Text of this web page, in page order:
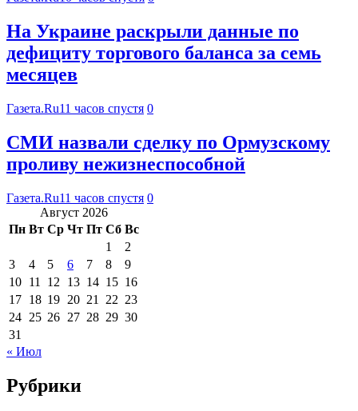
На Украине раскрыли данные по
дефициту торгового баланса за семь
месяцев
Газета.Ru11 часов спустя 0
СМИ назвали сделку по Ормузскому
проливу нежизнеспособной
Газета.Ru11 часов спустя 0
Август 2026
Пн Вт Ср Чт Пт Сб Вс
1
2
3
4 5 6 7 8
9
10 11 12 13 14 15 16
17 18 19 20 21 22 23
24 25 26 27 28 29 30
31
« Июл
Рубрики